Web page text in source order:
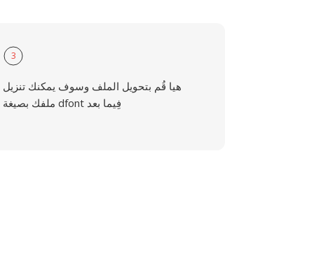
3
هيا قُم بتحويل الملف وسوف يمكنك تنزيل
ملفك بصيغة dfont فِيما بعد